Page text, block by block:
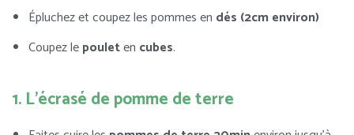
Épluchez et coupez les pommes en dés (2cm environ)
Coupez lepouleten cubes.
1. L'écrasé de pomme de terre